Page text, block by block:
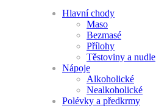
Hlavní chody
Maso
Bezmasé
Přílohy
Těstoviny a nudle
Nápoje
Alkoholické
Nealkoholické
Polévky a předkrmy